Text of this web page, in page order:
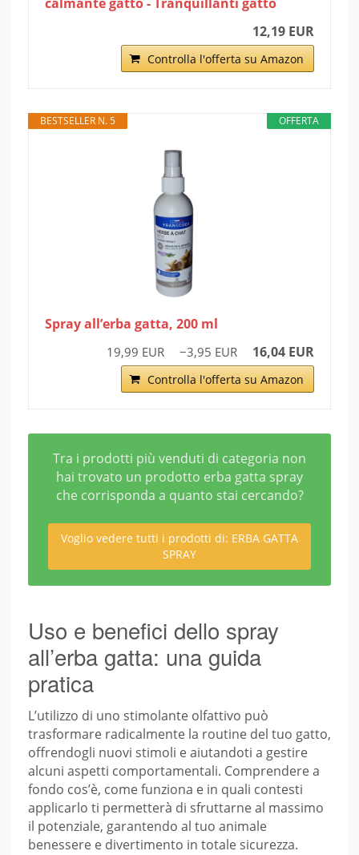
12,19 EUR
Controlla l'offerta su Amazon
OFFERTA
BESTSELLER N. 5
Spray all’erba gatta, 200 ml
19,99 EUR −3,95 EUR 16,04 EUR
Controlla l'offerta su Amazon
Tra i prodotti più venduti di categoria non
hai trovato un prodotto erba gatta spray
che corrisponda a quanto stai cercando?
Voglio vedere tutti i prodotti di: ERBA GATTA
SPRAY
Uso e benefici dello spray
all’erba gatta: una guida
pratica
L’utilizzo di uno stimolante olfattivo può
trasformare radicalmente la routine del tuo gatto,
offrendogli nuovi stimoli e aiutandoti a gestire
alcuni aspetti comportamentali. Comprendere a
fondo cos’è, come funziona e in quali contesti
applicarlo ti permetterà di sfruttarne al massimo
il potenziale, garantendo al tuo animale
benessere e divertimento in totale sicurezza.